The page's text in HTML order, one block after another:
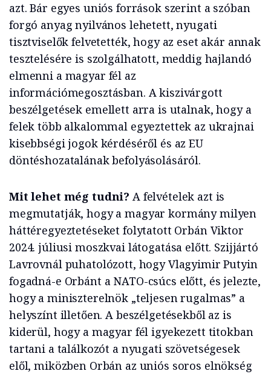
azt. Bár egyes uniós források szerint a szóban
forgó anyag nyilvános lehetett, nyugati
tisztviselők felvetették, hogy az eset akár annak
tesztelésére is szolgálhatott, meddig hajlandó
elmenni a magyar fél az
információmegosztásban. A kiszivárgott
beszélgetések emellett arra is utalnak, hogy a
felek több alkalommal egyeztettek az ukrajnai
kisebbségi jogok kérdéséről és az EU
döntéshozatalának befolyásolásáról.
Mit lehet még tudni? A felvételek azt is
megmutatják, hogy a magyar kormány milyen
háttéregyeztetéseket folytatott Orbán Viktor
2024. júliusi moszkvai látogatása előtt. Szijjártó
Lavrovnál puhatolózott, hogy Vlagyimir Putyin
fogadná-e Orbánt a NATO-csúcs előtt, és jelezte,
hogy a miniszterelnök „teljesen rugalmas” a
helyszínt illetően. A beszélgetésekből az is
kiderül, hogy a magyar fél igyekezett titokban
tartani a találkozót a nyugati szövetségesek
elől, miközben Orbán az uniós soros elnökség